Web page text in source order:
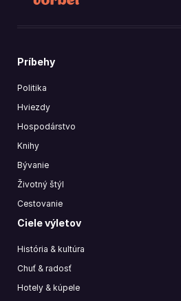
Príbehy
Politika
Hviezdy
Hospodárstvo
Knihy
Bývanie
Životný štýl
Cestovanie
Ciele výletov
História & kultúra
Chuť & radosť
Hotely & kúpele